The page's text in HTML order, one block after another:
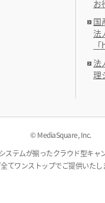
お
国
法
法
理
© MediaSquare, Inc.
テムが揃ったクラウド型キ
ワンストップでご提供いた